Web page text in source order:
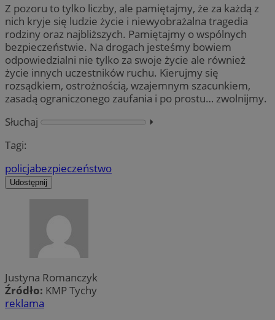
Z pozoru to tylko liczby, ale pamiętajmy, że za każdą z
nich kryje się ludzie życie i niewyobrażalna tragedia
rodziny oraz najbliższych. Pamiętajmy o wspólnych
bezpieczeństwie. Na drogach jesteśmy bowiem
odpowiedzialni nie tylko za swoje życie ale również
życie innych uczestników ruchu. Kierujmy się
rozsądkiem, ostrożnością, wzajemnym szacunkiem,
zasadą ograniczonego zaufania i po prostu… zwolnijmy.
Słuchaj
⏵︎
Tagi:
policjabezpieczeństwo
Udostępnij
Justyna Romanczyk
Źródło: KMP Tychy
reklama